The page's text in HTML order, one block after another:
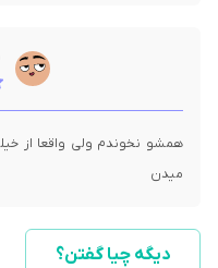
همشو نخوندم ولی واقعا از
میدن
دیگه چیا گفتن؟